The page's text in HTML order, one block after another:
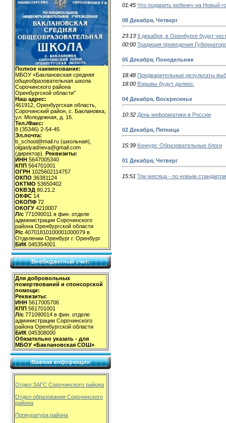
Полное наименование:
МБОУ «Баклановская средняя
общеобразовательная школа
Сорочинского района
Оренбургской области"
Наш адрес:
461912, Оренбургская область,
Сорочинский район, с. Баклановка,
ул. Молодежная, д. 16.
Тел./Факс:
8 (35346) 2-54-45
Эл.почта:
b_school@mail.ru (школьная),
olgaslyadneva@gmail.com
(директор). Реквизиты:
ИНН 5647005340
КПП 564701001
ОГРН 1025602114757
ОКПО 36381124
ОКТМО 53650402
ОКВЭД 80.21.2
ОКФС 14
ОКОПФ 72
ОКОГУ 4210007
Л/с 771090011 в фин. отделе
администрации Сорочинского
района Оренбургской области
Р/с 40701810100001000079 в
Отделении Оренбург г. Оренбург
БИК 045354001
Внебюджетный счет:
Для добровольных
пожертвований и спонсорской
помощи:
Реквизиты:
ИНН 5617005706
КПП 561701001
Л/с 771090014 в фин. отделе
администрации Сорочинского
района Оренбургской области
БИК 045308000
Обязательно указать - для
МБОУ «Баклановская СОШ»
Важная информация
Отдел ЗАГС Сорочинского района
Отдел образования Сорочинского
района
Прокуратура района
01:45 Что подарить ребенку на Новый
08 Декабря, Четверг
23:13 9 декабря, в Оренбурге будут
00:00 Традиция проведения
05 Декабря, Понедельник
18:48 Предварительные результаты
18:00 Взрывы будут далеко.
04 Декабря, Воскресенье
10:32 День информатики в России
02 Декабря, Пятница
15:39 Конкурс Образовательные блоги
01 Декабря, Четверг
15:51 Три месяца - по новым